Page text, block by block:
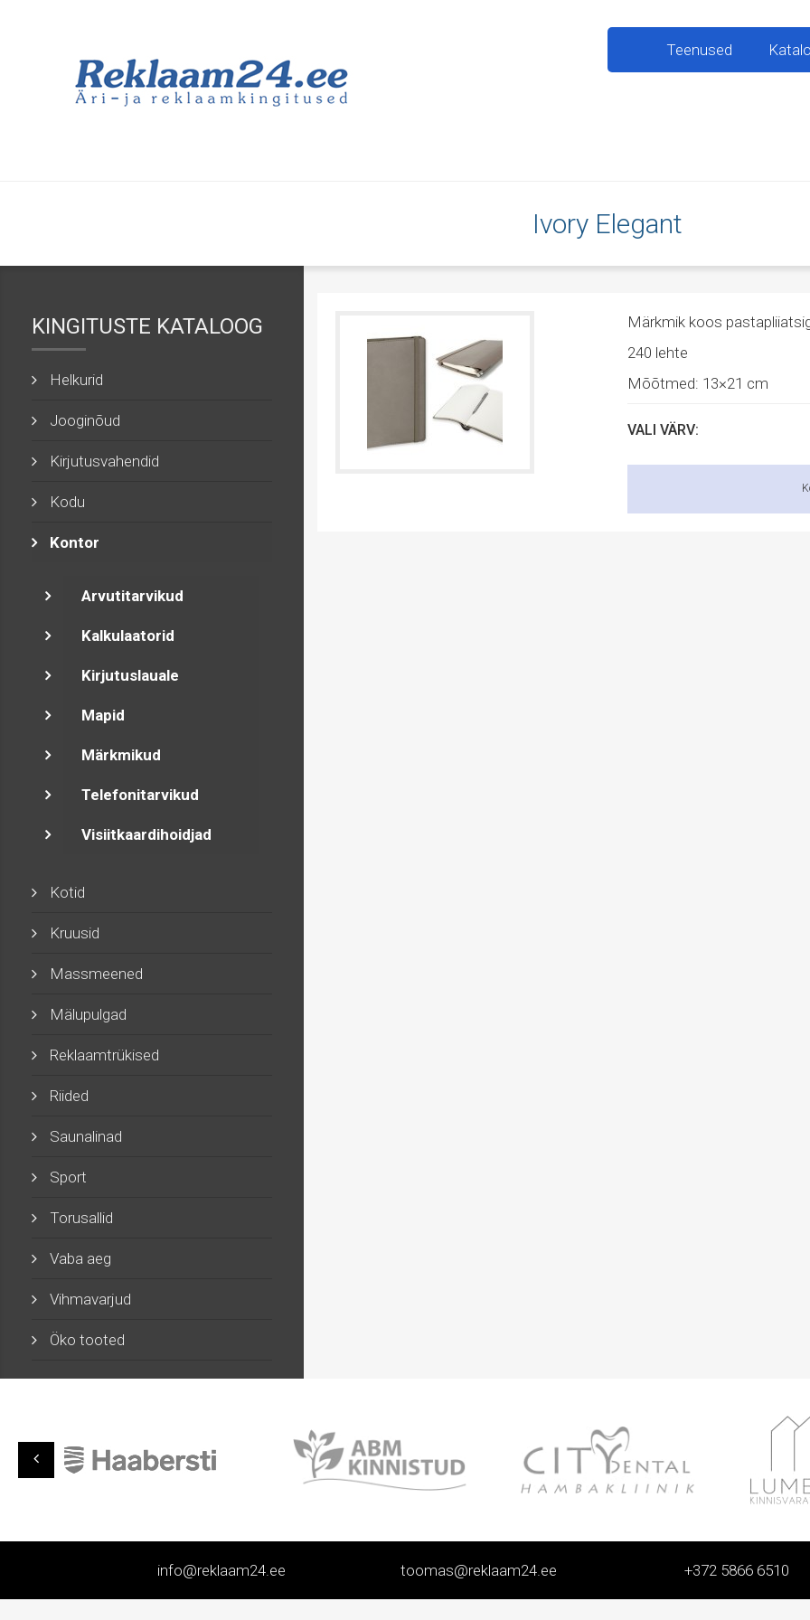
Teenused
Ivory Elegant
KINGITUSTE KATALOOG
Helkurid
Jooginõud
Kirjutusvahendid
Kodu
Kontor
Arvutitarvikud
Kalkulaatorid
Kirjutuslauale
Mapid
Märkmikud
Telefonitarvikud
Visiitkaardihoidjad
Kotid
Kruusid
Massmeened
Mälupulgad
Reklaamtrükised
Riided
Saunalinad
Sport
Torusallid
Vaba aeg
Vihmavarjud
Öko tooted
Märkmik koos
240 lehte
Mõõtmed: 13×21 cm
VALI VÄRV:
info@reklaam24.ee toomas@reklaam24.ee +372 5866 6510